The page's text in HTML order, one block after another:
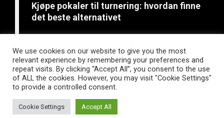
Kjøpe pokaler til turnering: hvordan finne
det beste alternativet
Bli kreativ: 5 kunst- og
håndverksprosjekter for sommerferien
We use cookies on our website to give you the most
relevant experience by remembering your preferences and
repeat visits. By clicking “Accept All”, you consent to the use
of ALL the cookies. However, you may visit "Cookie Settings"
to provide a controlled consent.
Cookie Settings Accept All